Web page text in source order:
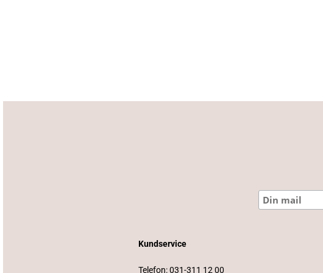
Kundservice
Telefon:031-311 12 00